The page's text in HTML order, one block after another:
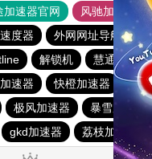
加速器官网 风驰加速器
度器 外网网址导航
解锁机 慧通下载站
速器 快橙加速器
极风加速器 暴雪加速器
gkd加速器 荔枝加速器